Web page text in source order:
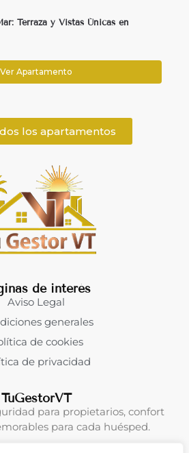
Terraza y Vistas Únicas en
Ver Apartamento
los apartamentos
de interés
Aviso Legal
generales
de cookies
de privacidad
TuGestorVT
para propietarios, confort
para cada huésped.